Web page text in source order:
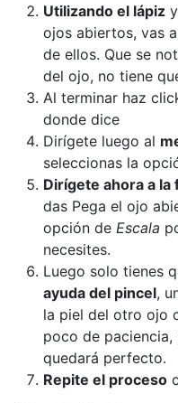
Utilizando el lápiz
ojos abiertos, vas
de ellos. Que se
del ojo, no tiene
Al terminar haz
donde dice
Dirígete luego al
seleccionas la
Dirígete ahora a la
das Pega el ojo
opción de Escala
necesites.
Luego solo tienes
ayuda del pincel,
la piel del otro ojo
poco de
quedará perfecto.
Repite el proceso